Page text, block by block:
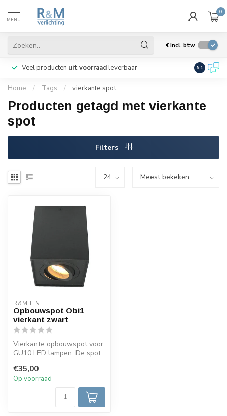
MENU
0
€Incl. btw
Veel producten uit voorraadleverbaar Wij
9.1
Home / Tags / vierkante spot
Producten getagd met vierkante
spot
Filters
R&M LINE
Opbouwspot Obi1
vierkant zwart
Vierkante opbouwspot voor
GU10 LED lampen. De spot
gem...
€35,00
Op voorraad